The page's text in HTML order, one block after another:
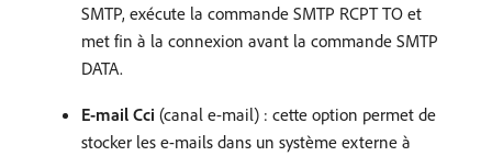
SMTP, exécute la commande SMTP RCPT TO et
met fin à la connexion avant la commande SMTP
DATA.
E-mail Cci (canal e-mail) : cette option permet de
stocker les e-mails dans un système externe à